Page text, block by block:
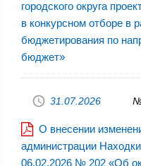
городского округа
в конкурсном отборе в
бюджетирования по
бюджет»
31.07.2026
О внесении
администрации
06.02.2026 № 202 «Об